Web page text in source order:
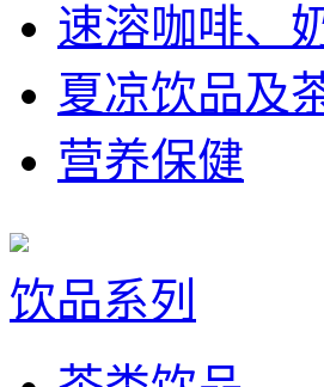
速溶咖啡、
夏凉饮品及
营养保健
饮品系列